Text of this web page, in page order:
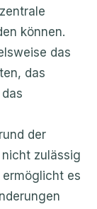
können.
das
das
der
zulässig
es